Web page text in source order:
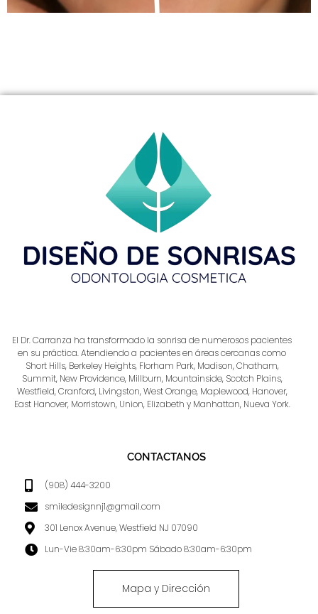
El Dr. Carranza ha transformado la sonrisa de numerosos pacientes
en su práctica. Atendiendo a pacientes en áreas cercanas como
Short Hills, Berkeley Heights, Florham Park, Madison, Chatham,
Summit, New Providence, Millburn, Mountainside, Scotch Plains,
Westfield, Cranford, Livingston, West Orange, Maplewood, Hanover,
East Hanover, Morristown, Union, Elizabeth y Manhattan, Nueva York.
CONTACTANOS
(908) 444-3200
smiledesignnj1@gmail.com
301 Lenox Avenue, Westfield NJ 07090
Lun-Vie 8:30am-6:30pm Sábado 8:30am-6:30pm
Mapa y Dirección